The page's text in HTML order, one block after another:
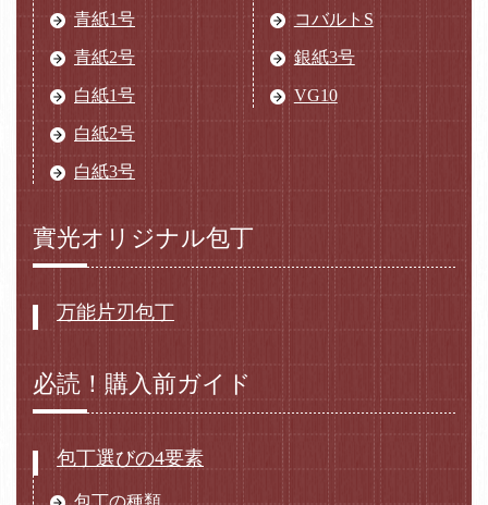
青紙1号
青紙2号
白紙1号
白紙2号
白紙3号
コバルトS
銀紙3号
VG10
實光オリジナル包丁
万能片刃包丁
必読！購入前ガイド
包丁選びの4要素